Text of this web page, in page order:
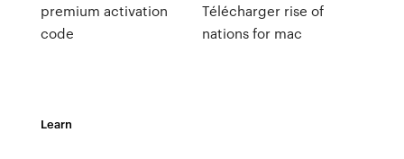
premium activation
code
Télécharger rise of
nations for mac
Learn